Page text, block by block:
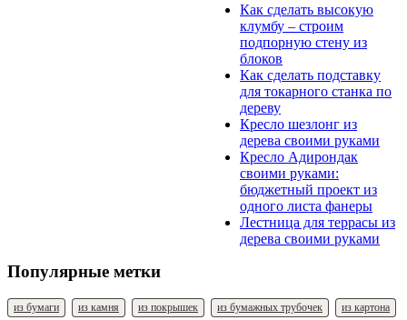
Как сделать высокую
клумбу – строим
подпорную стену из
блоков
Как сделать подставку
для токарного станка по
дереву
Кресло шезлонг из
дерева своими руками
Кресло Адирондак
своими руками:
бюджетный проект из
одного листа фанеры
Лестница для террасы из
дерева своими руками
Популярные метки
из бумаги из камня из покрышек из бумажных трубочек
из картона